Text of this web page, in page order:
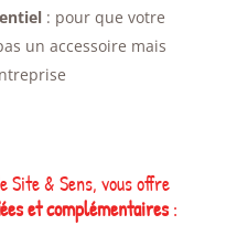
: pour que votre
un accessoire mais
Site & Sens, vous offre
et complémentaires: